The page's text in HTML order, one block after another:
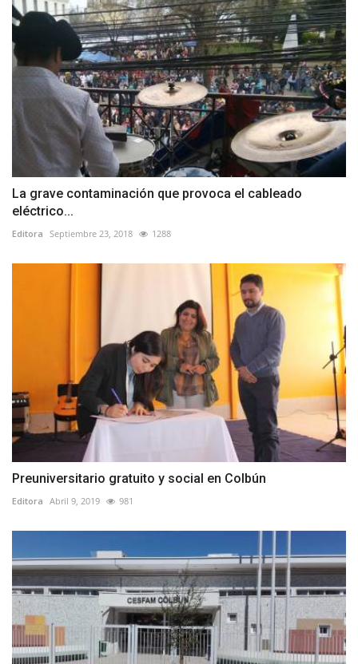
La grave contaminación que provoca el cableado
eléctrico...
Editora Septiembre 23, 2018 1288
Preuniversitario gratuito y social en Colbún
Editora Abril 9, 2019 981